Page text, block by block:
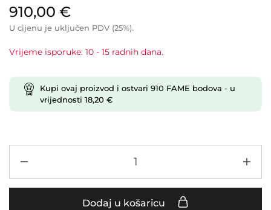
910,00 €
U cijenu je uključen PDV (25%).
Vrijeme isporuke: 10 - 15 radnih dana.
Kupi ovaj proizvod i ostvari 910 FAME bodova - u
vrijednosti 18,20 €
Dodaj u košaricu